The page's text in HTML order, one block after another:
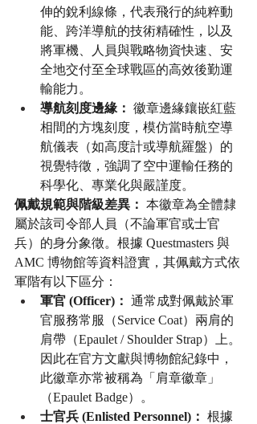
伸的銳利線條，代表飛行的純粹動
能、跨洋導航的技術精確性，以及
將軍機、人員與戰略物資快速、安
全地交付至全球戰區的高效後勤運
輸能力。
導航刻度邊緣： 徽章邊緣鑲嵌紅藍
相間的方塊刻度，模仿當時航空導
航儀表（如高度計或導航羅盤）的
視覺特徵，強調了空中運輸任務的
科學化、專業化與嚴謹度。
佩戴規範與階級差異： 本徽章為全體隸
屬於該司令部人員（不論軍官或士官
兵）的身分象徵。根據 Questmasters 與
AMC 博物館等資料證實，其佩戴方式依
軍階有以下區分：
軍官 (Officer)： 通常成對佩戴於軍
官服務常服（Service Coat）兩肩的
肩帶（Epaulet / Shoulder Strap）上。
因此在官方文獻與博物館紀錄中，
此徽章亦常被稱為「肩章徽章」
（Epaulet Badge）。
士官兵 (Enlisted Personnel)： 根據